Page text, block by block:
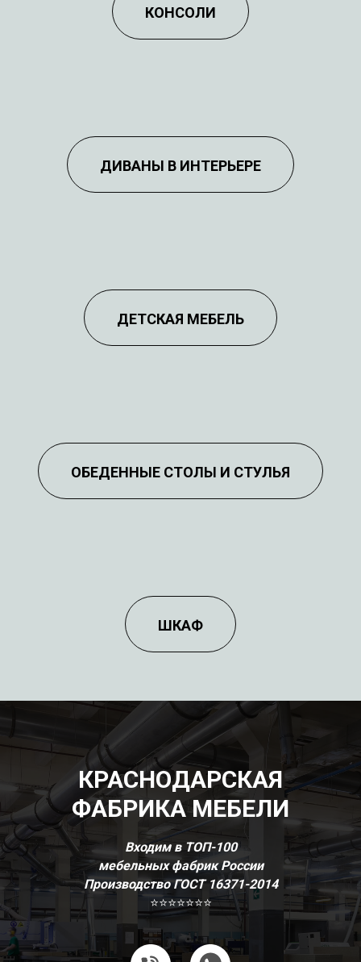
ВО ВСЕ КОМНАТЫ
КОНСОЛИ
КОНСОЛИ
ДИВАНЫ В ИНТЕРЬЕРЕ
ДИВАНЫ
В ИНТЕРЬЕРЕ
ДЕТСКАЯ МЕБЕЛЬ
МЕБЕЛЬ
ОБЕДЕННЫЕ СТОЛЫ И СТУЛЬЯ
ОБЕДЕННЫЕ
СТОЛЫ И СТУЛЬЯ
ШКАФ
ШКАФ
МДФ ЭМАЛЬ
КРАСНОДАРСКАЯ
ФАБРИКА МЕБЕЛИ
Входим в ТОП-100
мебельных фабрик России
Производство ГОСТ 16371-2014
⭐⭐⭐⭐⭐⭐⭐